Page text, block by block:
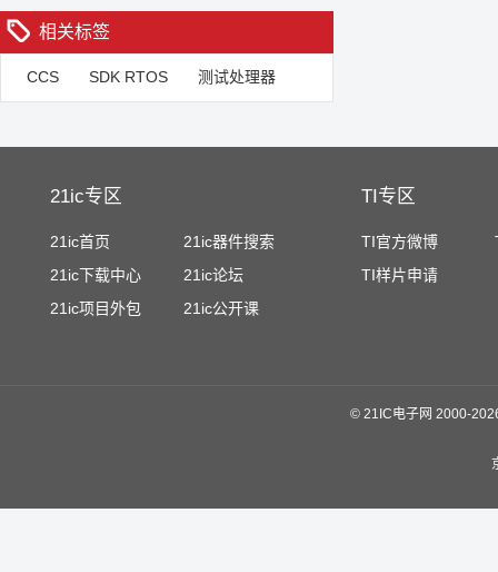
相关标签
CCS SDK RTOS 测试处理器
21ic专区
21ic首页
21ic器件搜索
21ic下载中心
21ic论坛
21ic项目外包
21ic公开课
TI专区
TI官方微博
TI样片申请
©21IC电子网 2000-